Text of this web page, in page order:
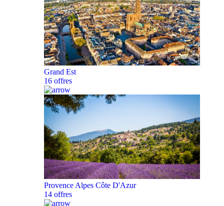
Grand Est
16 offres
Provence Alpes Côte D'Azur
14 offres